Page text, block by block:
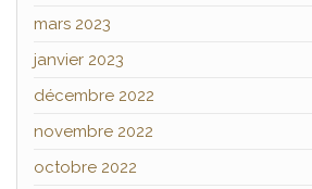
mars 2023
janvier 2023
décembre 2022
novembre 2022
octobre 2022